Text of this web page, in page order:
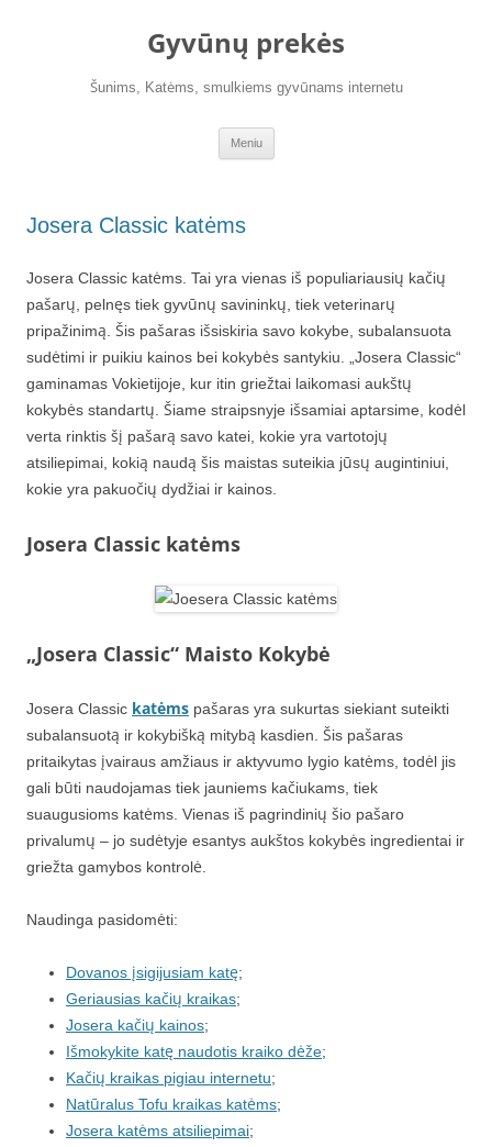
Gyvūnų prekės
Šunims, Katėms, smulkiems gyvūnams internetu
Meniu
Josera Classic katėms
Josera Classic katėms. Tai yra vienas iš populiariausių kačių
pašarų, pelnęs tiek gyvūnų savininkų, tiek veterinarų
pripažinimą. Šis pašaras išsiskiria savo kokybe, subalansuota
sudėtimi ir puikiu kainos bei kokybės santykiu. „Josera Classic“
gaminamas Vokietijoje, kur itin griežtai laikomasi aukštų
kokybės standartų. Šiame straipsnyje išsamiai aptarsime, kodėl
verta rinktis šį pašarą savo katei, kokie yra vartotojų
atsiliepimai, kokią naudą šis maistas suteikia jūsų augintiniui,
kokie yra pakuočių dydžiai ir kainos.
Josera Classic katėms
„Josera Classic“ Maisto Kokybė
Josera Classic katėms pašaras yra sukurtas siekiant suteikti
subalansuotą ir kokybišką mitybą kasdien. Šis pašaras
pritaikytas įvairaus amžiaus ir aktyvumo lygio katėms, todėl jis
gali būti naudojamas tiek jauniems kačiukams, tiek
suaugusioms katėms. Vienas iš pagrindinių šio pašaro
privalumų – jo sudėtyje esantys aukštos kokybės ingredientai ir
griežta gamybos kontrolė.
Naudinga pasidomėti:
Dovanos įsigijusiam katę;
Geriausias kačių kraikas;
Josera kačių kainos;
Išmokykite katę naudotis kraiko dėže;
Kačių kraikas pigiau internetu;
Natūralus Tofu kraikas katėms;
Josera katėms atsiliepimai;